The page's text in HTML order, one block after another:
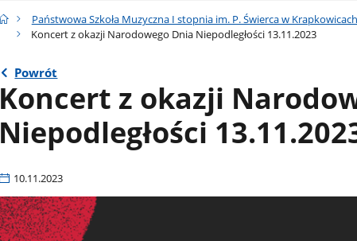
Państwowa Szkoła Muzyczna I stopnia im. P. Świerca w Krapkowicach
Koncert z okazji Narodowego Dnia Niepodległości 13.11.2023
Powrót
Koncert z okazji
Niepodległości
10.11.2023